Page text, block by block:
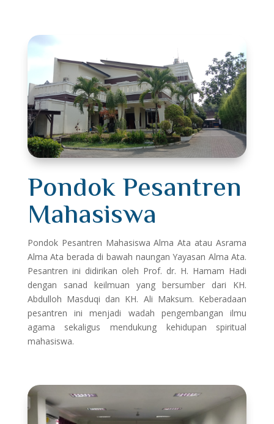
Pondok Pesantren
Mahasiswa
Pondok Pesantren Mahasiswa Alma Ata atau Asrama
Alma Ata berada di bawah naungan Yayasan Alma Ata.
Pesantren ini didirikan oleh Prof. dr. H. Hamam Hadi
dengan sanad keilmuan yang bersumber dari KH.
Abdulloh Masduqi dan KH. Ali Maksum. Keberadaan
pesantren ini menjadi wadah pengembangan ilmu
agama sekaligus mendukung kehidupan spiritual
mahasiswa.